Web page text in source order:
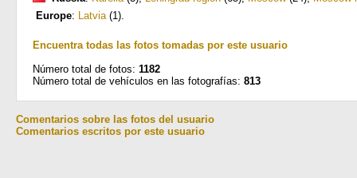
Europe: Latvia(1).
Encuentra todas las fotos tomadas por este usuario
Número total de fotos: 1182
Número total de vehículos en las fotografías: 813
Comentarios sobre las fotos del usuario
Comentarios escritos por este usuario